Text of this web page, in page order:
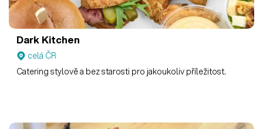
Dark Kitchen
celá ČR
Catering stylově a bez starosti pro jakoukoliv příležitost.